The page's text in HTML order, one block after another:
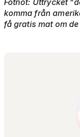
Fotnot: Uttrycket
komma från
få gratis mat om